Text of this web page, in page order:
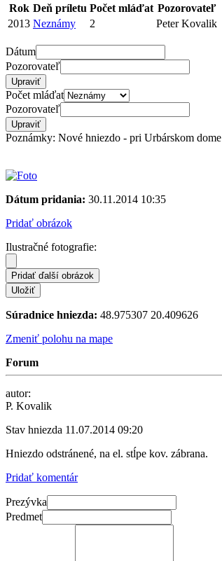
Rok Deň príletu Počet mláďat Pozorovateľ
2013 Neznámy 2 Peter Kovalik
Dátum
Pozorovateľ
Počet mláďat
Pozorovateľ
Poznámky: Nové hniezdo - pri Urbárskom dome
Dátum pridania: 30.11.2014 10:35
Pridať obrázok
Ilustračné fotografie:
Súradnice hniezda: 48.975307 20.409626
Zmeniť polohu na mape
Forum
autor:
P. Kovalik
Stav hniezda 11.07.2014 09:20
Hniezdo odstránené, na el. stĺpe kov. zábrana.
Pridať komentár
Prezývka
Predmet